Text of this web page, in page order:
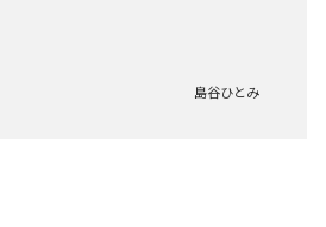
島谷ひとみ